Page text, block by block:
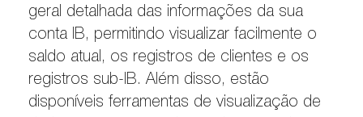
geral detalhada das informações da sua
conta IB, permitindo visualizar facilmente o
saldo atual, os registros de clientes e os
registros sub-IB. Além disso, estão
disponíveis ferramentas de visualização de